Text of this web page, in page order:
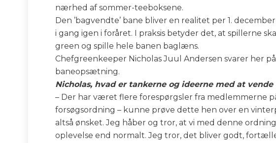
nærhed af sommer-teeboksene.
Den ’bagvendte’ bane bliver en realitet per 1.
i gang igen i foråret. I praksis betyder det, at spillerne
green og spille hele banen baglæns.
Chefgreenkeeper Nicholas Juul Andersen svarer her
baneopsætning.
Nicholas, hvad er tankerne og ideerne med at
– Der har været flere forespørgsler fra medlemmerne
forsøgsordning – kunne prøve dette hen over en
altså ønsket. Jeg håber og tror, at vi med denne
oplevelse end normalt. Jeg tror, det bliver godt,